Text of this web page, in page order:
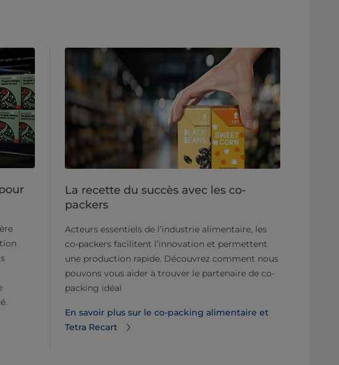
La recette du succès avec les co-
packers
Acteurs essentiels de l’industrie alimentaire, les
co-packers facilitent l’innovation et permettent
une production rapide. Découvrez comment nous
pouvons vous aider à trouver le partenaire de co-
packing idéal
En savoir plus sur le co-packing alimentaire et
Tetra Recart